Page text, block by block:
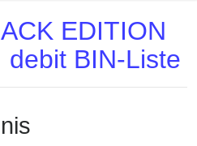
EDITION
BIN-Liste